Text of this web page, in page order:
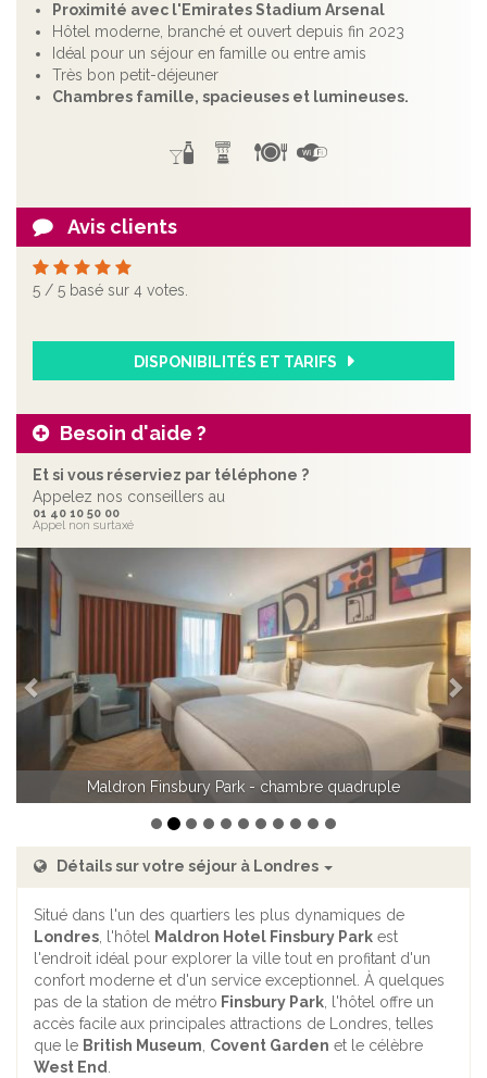
Proximité avec l'Emirates Stadium Arsenal
Hôtel moderne, branché et ouvert depuis fin 2023
Idéal pour un séjour en famille ou entre amis
Très bon petit-déjeuner
Chambres famille, spacieuses et lumineuses.
Avis clients
5 / 5 basé sur 4 votes.
DISPONIBILITÉS ET TARIFS
Besoin d'aide ?
Et si vous réserviez par téléphone ?
Appelez nos conseillers au
01 40 10 50 00
Appel non surtaxé
chambre double
Détails sur votre séjour à Londres
Situé dans l'un des quartiers les plus dynamiques de
Londres, l'hôtel Maldron Hotel Finsbury Park est
l'endroit idéal pour explorer la ville tout en profitant d'un
confort moderne et d'un service exceptionnel. À quelques
pas de la station de métro Finsbury Park, l'hôtel offre un
accès facile aux principales attractions de Londres, telles
que le British Museum, Covent Garden et le célèbre
West End.